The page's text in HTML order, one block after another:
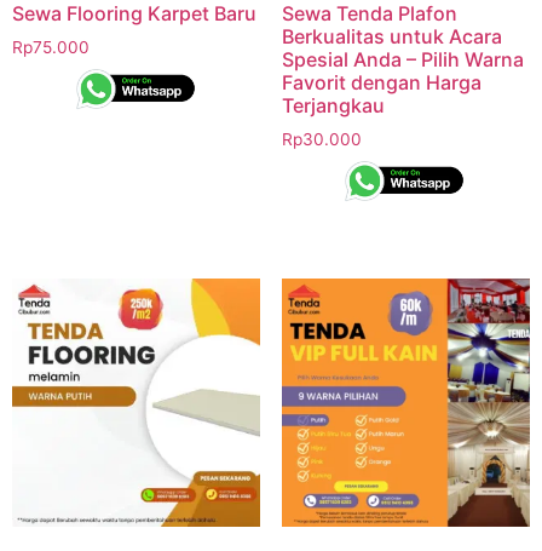
Sewa Flooring Karpet Baru
Rp75.000
Sewa Tenda Plafon
Berkualitas untuk Acara
Spesial Anda – Pilih Warna
Favorit dengan Harga
Terjangkau
Rp30.000